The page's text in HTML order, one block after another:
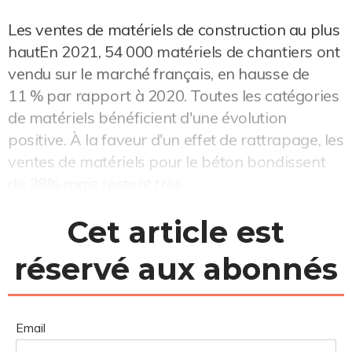
Les ventes de matériels de construction au plus
hautEn 2021, 54 000 matériels de chantiers ont
vendu sur le marché français, en hausse de
11 % par rapport à 2020. Toutes les catégories
de matériels bénéficient d'une évolution
positive. À la faveur d'un effet de rattrapage, les
ventes de matériels pour le béton bondissent
Cet article est
réservé aux abonnés
Email